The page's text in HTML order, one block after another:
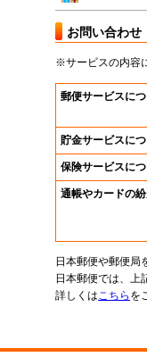
お問い合わせ
※サービスの内容
郵便サービスに
貯金サービスに
保険サービスに
通帳やカードの
日本郵便や郵便局
日本郵便では、上
詳しくはこちら を